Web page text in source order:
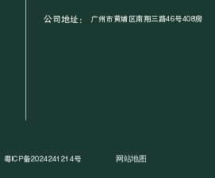
公司地址： 广州市黄埔区南翔三路46号408房
粤ICP备2024241214号 网站地图